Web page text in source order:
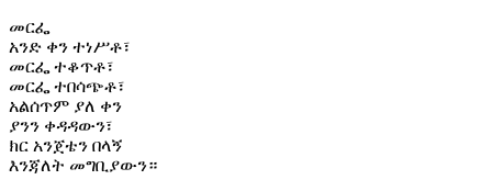
መርፌ
አንድ ቀን ተነሥቶ፣
መርፌ ተቆጥቶ፣
መርፌ ተበሳጭቶ፣
አልሰጥም ያለ ቀን
ያንን ቀዳዳውን፣
ክር አንጀቴን በላኝ
እንጃለት መግቢያውን።